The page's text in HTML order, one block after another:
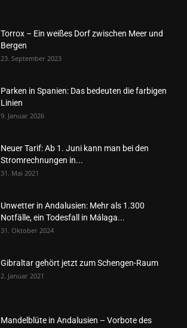
Torrox – Ein weißes Dorf zwischen Meer und
Bergen
23. September 2023
Parken in Spanien: Das bedeuten die farbigen
Linien
9. Januar 2026
Neuer Tarif: Ab 1. Juni kann man bei den
Stromrechnungen in...
31. Mai 2021
Unwetter in Andalusien: Mehr als 1.300
Notfälle, ein Todesfall in Málaga...
31. Oktober 2024
Gibraltar gehört jetzt zum Schengen-Raum
2. Januar 2021
Mandelblüte in Andalusien – Vorbote des